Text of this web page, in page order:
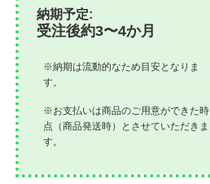
納期予定:
受注後約3〜4か月
※納期は流動的なため目安となりま
す。
※お支払いは商品のご用意ができた時
点（商品発送時）とさせていただきま
す。